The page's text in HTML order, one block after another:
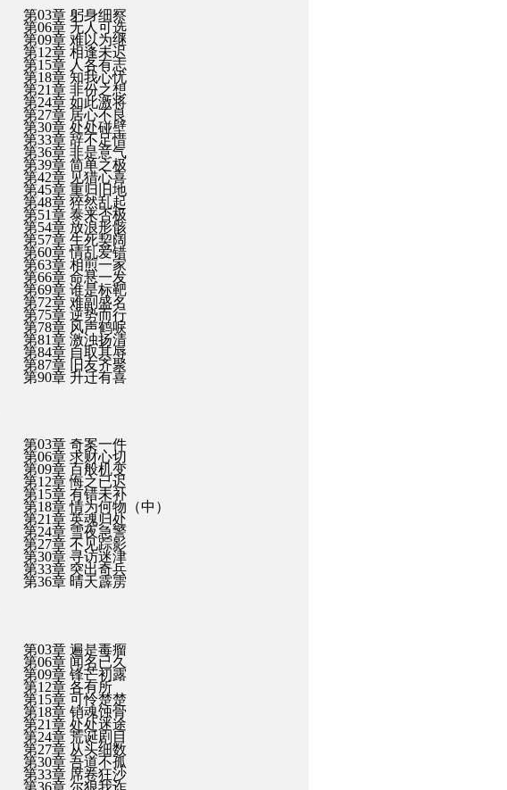
第03章 躬身细察
第06章 无人可选
第09章 难以为继
第12章 相逢未迟
第15章 人各有志
第18章 知我心忧
第21章 非份之想
第24章 如此激将
第27章 居心不良
第30章 处处碰壁
第33章 辞不足惜
第36章 非是意气
第39章 简单之极
第42章 见猎心喜
第45章 重归旧地
第48章 猝然乱起
第51章 泰来否极
第54章 放浪形骸
第57章 生死契阔
第60章 情乱爱错
第63章 相煎一家
第66章 命悬一发
第69章 谁是标靶
第72章 难副盛名
第75章 逆势而行
第78章 风声鹤唳
第81章 激浊扬清
第84章 自取其辱
第87章 旧友齐聚
第90章 升迁有喜
第03章 奇案一件
第06章 求财心切
第09章 百般机变
第12章 悔之已迟
第15章 有错未补
第18章 情为何物（中）
第21章 英魂归处
第24章 雪夜急警
第27章 不见踪影
第30章 寻访迷津
第33章 突出奇兵
第36章 晴天霹雳
第03章 遍是毒瘤
第06章 闻名已久
第09章 锋芒初露
第12章 各有所
第15章 可怜楚楚
第18章 销魂蚀骨
第21章 处处迷途
第24章 荒诞剧目
第27章 从头细数
第30章 吾道不孤
第33章 席卷狂沙
第36章 尔狠我诈